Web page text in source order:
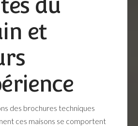
et
des brochures techniques
ces maisons se comportent